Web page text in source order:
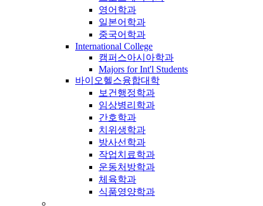
영어학과
일본어학과
중국어학과
International College
캠퍼스아시아학과
Majors for Int'l Students
바이오헬스융합대학
보건행정학과
임상병리학과
간호학과
치위생학과
방사선학과
작업치료학과
운동처방학과
체육학과
식품영양학과